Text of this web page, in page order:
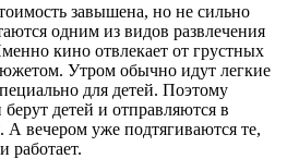
завышена, но не сильно
одним из видов развлечения
кино отвлекает от грустных
Утром обычно идут легкие
для детей. Поэтому
детей и отправляются в
А вечером уже подтягиваются те,
работает.